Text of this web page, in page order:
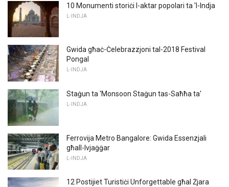
10 Monumenti storiċi l-aktar popolari ta 'l-Indja
L-INDJA
Gwida għaċ-Ċelebrazzjoni tal-2018 Festival
Pongal
L-INDJA
Staġun ta 'Monsoon Staġun tas-Saħħa ta'
L-INDJA
Ferrovija Metro Bangalore: Gwida Essenzjali
għall-Ivjaġġar
L-INDJA
12 Postijiet Turistiċi Unforgettable għal Żjara